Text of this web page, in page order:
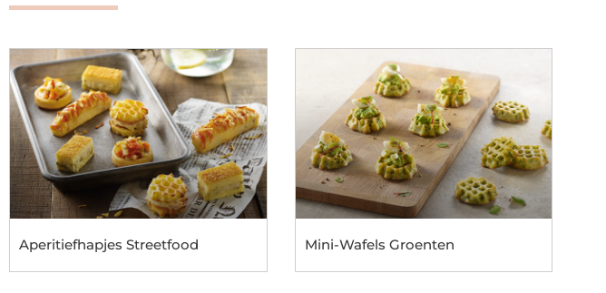
Aperitiefhapjes Streetfood Mini-Wafels Groenten